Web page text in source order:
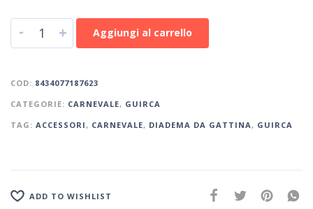
- + Aggiungi al carrello
COD: 8434077187623
CATEGORIE: CARNEVALE, GUIRCA
TAG: ACCESSORI , CARNEVALE, DIADEMA DA GATTINA , GUIRCA
ADD TO WISHLIST